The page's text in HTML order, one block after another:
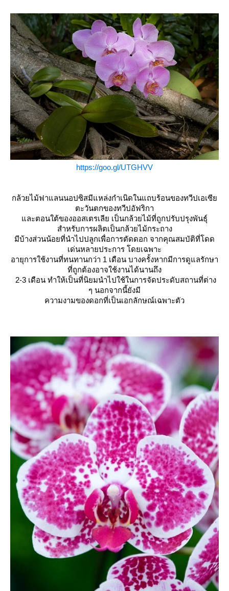
https://goo.gl/UTGHVV
กล้วยไม้ฟาแลนนอปซิสมีแหล่งกำเนิดในแถบร้อนของทวีปเอเซี
ตะวันตกของทวีปอัฟริกา
ละตอนใต้ของออสเตรเลีย เป็นกล้วยไม้ที่ถูกปรับปรุงพันธุ์
สำหรับการผลิตเป็นกล้วยไม้กระถาง
มีบ้างส่วนน้อยที่นำไปปลูกเพื่อการตัดดอก จากคุณสมบัติที่โดด
เด่นหลายประการ โดยเฉพาะ
อายุการใช้งานที่ทนทานกว่า 1 เดือน บางครั้งหากมีการดูแลรักษา
ที่ถูกต้องอาจใช้งานได้นานถึง
2-3 เดือน ทำให้เป็นที่นิยมนำไปใช้ในการจัดประดับสถานที่ต่าง
ๆ นอกจากนี้ยังมี
ความงามของดอกที่เป็นเอกลักษณ์เฉพาะตัว